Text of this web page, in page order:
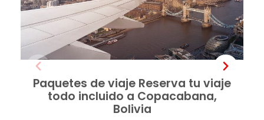
Paquetes de viaje Reserva tu viaje
todo incluido a Copacabana,
Bolivia